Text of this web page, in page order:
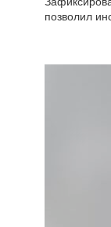
позволил